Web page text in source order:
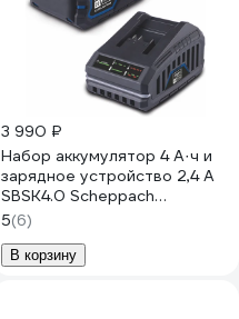
3 990 ₽
Набор аккумулятор 4 А·ч и
зарядное устройство 2,4 А
SBSK4.0 Scheppach
7909201721
5(6)
В корзину